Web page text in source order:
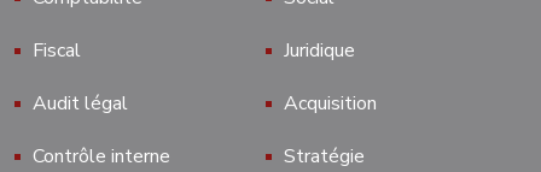
Fiscal
Juridique
Audit légal
Acquisition
Contrôle interne
Stratégie